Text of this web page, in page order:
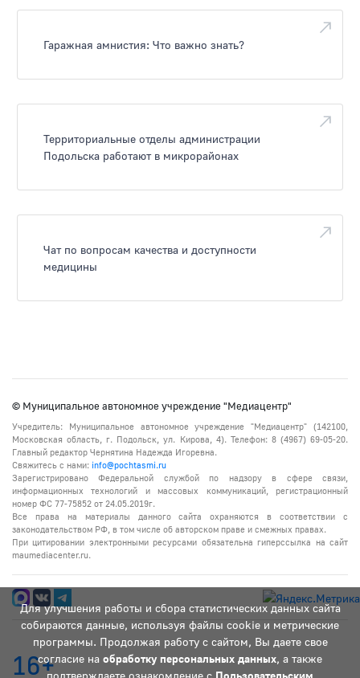
Гаражная амнистия: Что важно знать?
Территориальные отделы администрации
Подольска работают в микрорайонах
Чат по вопросам качества и доступности
медицины
Для улучшения работы и сбора статистических данных сайта
собираются данные, используя файлы cookie и метрические
программы. Продолжая работу с сайтом, Вы даете свое
согласие на обработку персональных данных, а также
подтверждаете ознакомление с Пользовательским
© Муниципальное автономное учреждение "Медиацентр"
Учредитель: Муниципальное автономное учреждение "Медиацентр" (142100,
Московская область, г. Подольск, ул. Кирова, 4). Телефон: 8 (4967) 69-05-20.
Главный редактор Чернятина Надежда Игоревна.
Свяжитесь с нами: info@pochtasmi.ru
Зарегистрировано Федеральной службой по надзору в сфере связи,
информационных технологий и массовых коммуникаций, регистрационный
номер ФС 77-75852 от 24.05.2019г.
Все права на материалы данного сайта охраняются в соответствии с
законодательством РФ, в том числе об авторском праве и смежных правах.
При цитировании электронными ресурсами обязательна гиперссылка на сайт
maumediacenter.ru.
16+